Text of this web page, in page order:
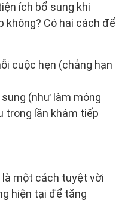
ích bổ sung khi
không? Có hai cách để
cuộc hẹn (chẳng hạn
(như làm móng
trong lần khám tiếp
là một cách tuyệt vời
hiện tại để tăng